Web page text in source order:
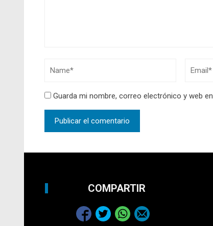
Guarda mi nombre, correo electrónico y web
COMPARTIR